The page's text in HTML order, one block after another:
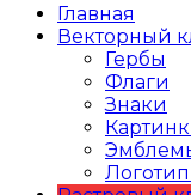
Главная
Векторный
Гербы
Флаги
Знаки